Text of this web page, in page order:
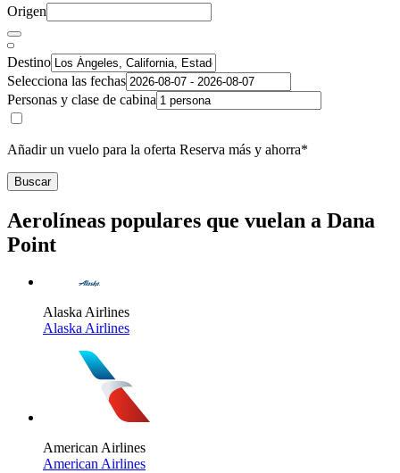
Origen
Destino
Selecciona las fechas
Personas y clase de cabina
Añadir un vuelo para la oferta Reserva más y ahorra*
Buscar
Aerolíneas populares que vuelan a Dana
Point
Alaska Airlines
Alaska Airlines
American Airlines
American Airlines